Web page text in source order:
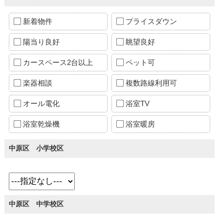
新着物件 プライスダウン
陽当り良好 眺望良好
カースペース2台以上 ペット可
楽器相談 複数路線利用可
オール電化 浴室TV
浴室乾燥機 浴室暖房
中原区 小学校区
中原区 中学校区